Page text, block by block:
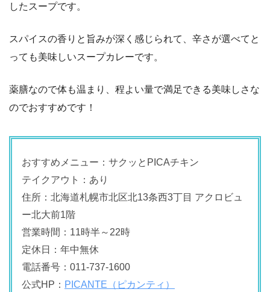
したスープです。
スパイスの香りと旨みが深く感じられて、辛さが選べてと
っても美味しいスープカレーです。
薬膳なので体も温まり、程よい量で満足できる美味しさな
のでおすすめです！
おすすめメニュー：サクッとPICAチキン
テイクアウト：あり
住所：北海道札幌市北区北13条西3丁目 アクロビュ
ー北大前1階
営業時間：11時半～22時
定休日：年中無休
電話番号：011-737-1600
公式HP： PICANTE（ピカンティ）